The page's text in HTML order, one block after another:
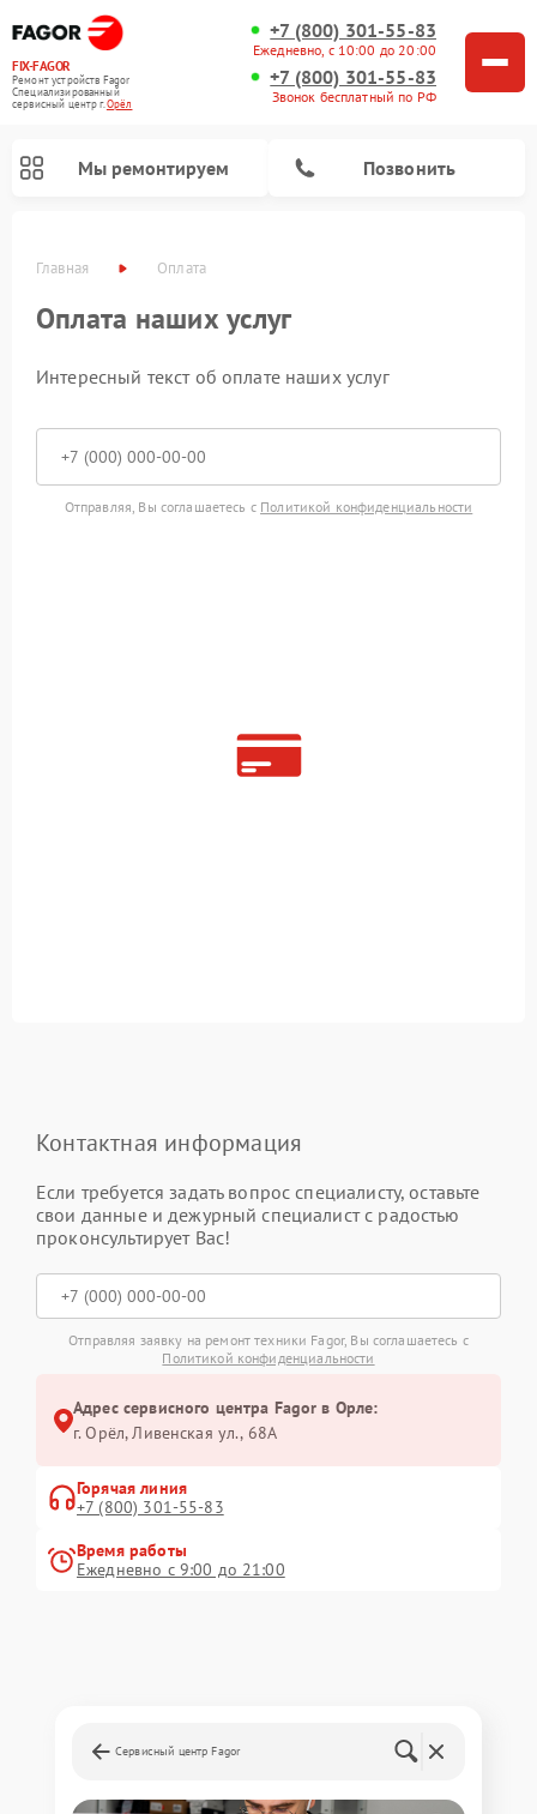
FIX-FAGOR
Ремонт устройств Fagor
Специализированный
cервисный центр г.Орёл
+7 (800) 301-55-83
Ежедневно, с 10:00 до 20:00
+7 (800) 301-55-83
Звонок бесплатный по РФ
Мы ремонтируем Позвонить
Главная Оплата
Оплата наших услуг
Интересный текст об оплате наших услуг
Отправляя, Вы соглашаетесь с Политикой конфиденциальности
Контактная информация
Если требуется задать вопрос специалисту, оставьте
свои данные и дежурный специалист с радостью
проконсультирует Вас!
Отправляя заявку на ремонт техники Fagor, Вы соглашаетесь с
Политикой конфиденциальности
Адрес сервисного центра Fagor в Орле:
г. Орёл, Ливенская ул., 68А
Горячая линия
+7 (800) 301-55-83
Время работы
Ежедневно с 9:00 до 21:00
Сервисный центр Fagor